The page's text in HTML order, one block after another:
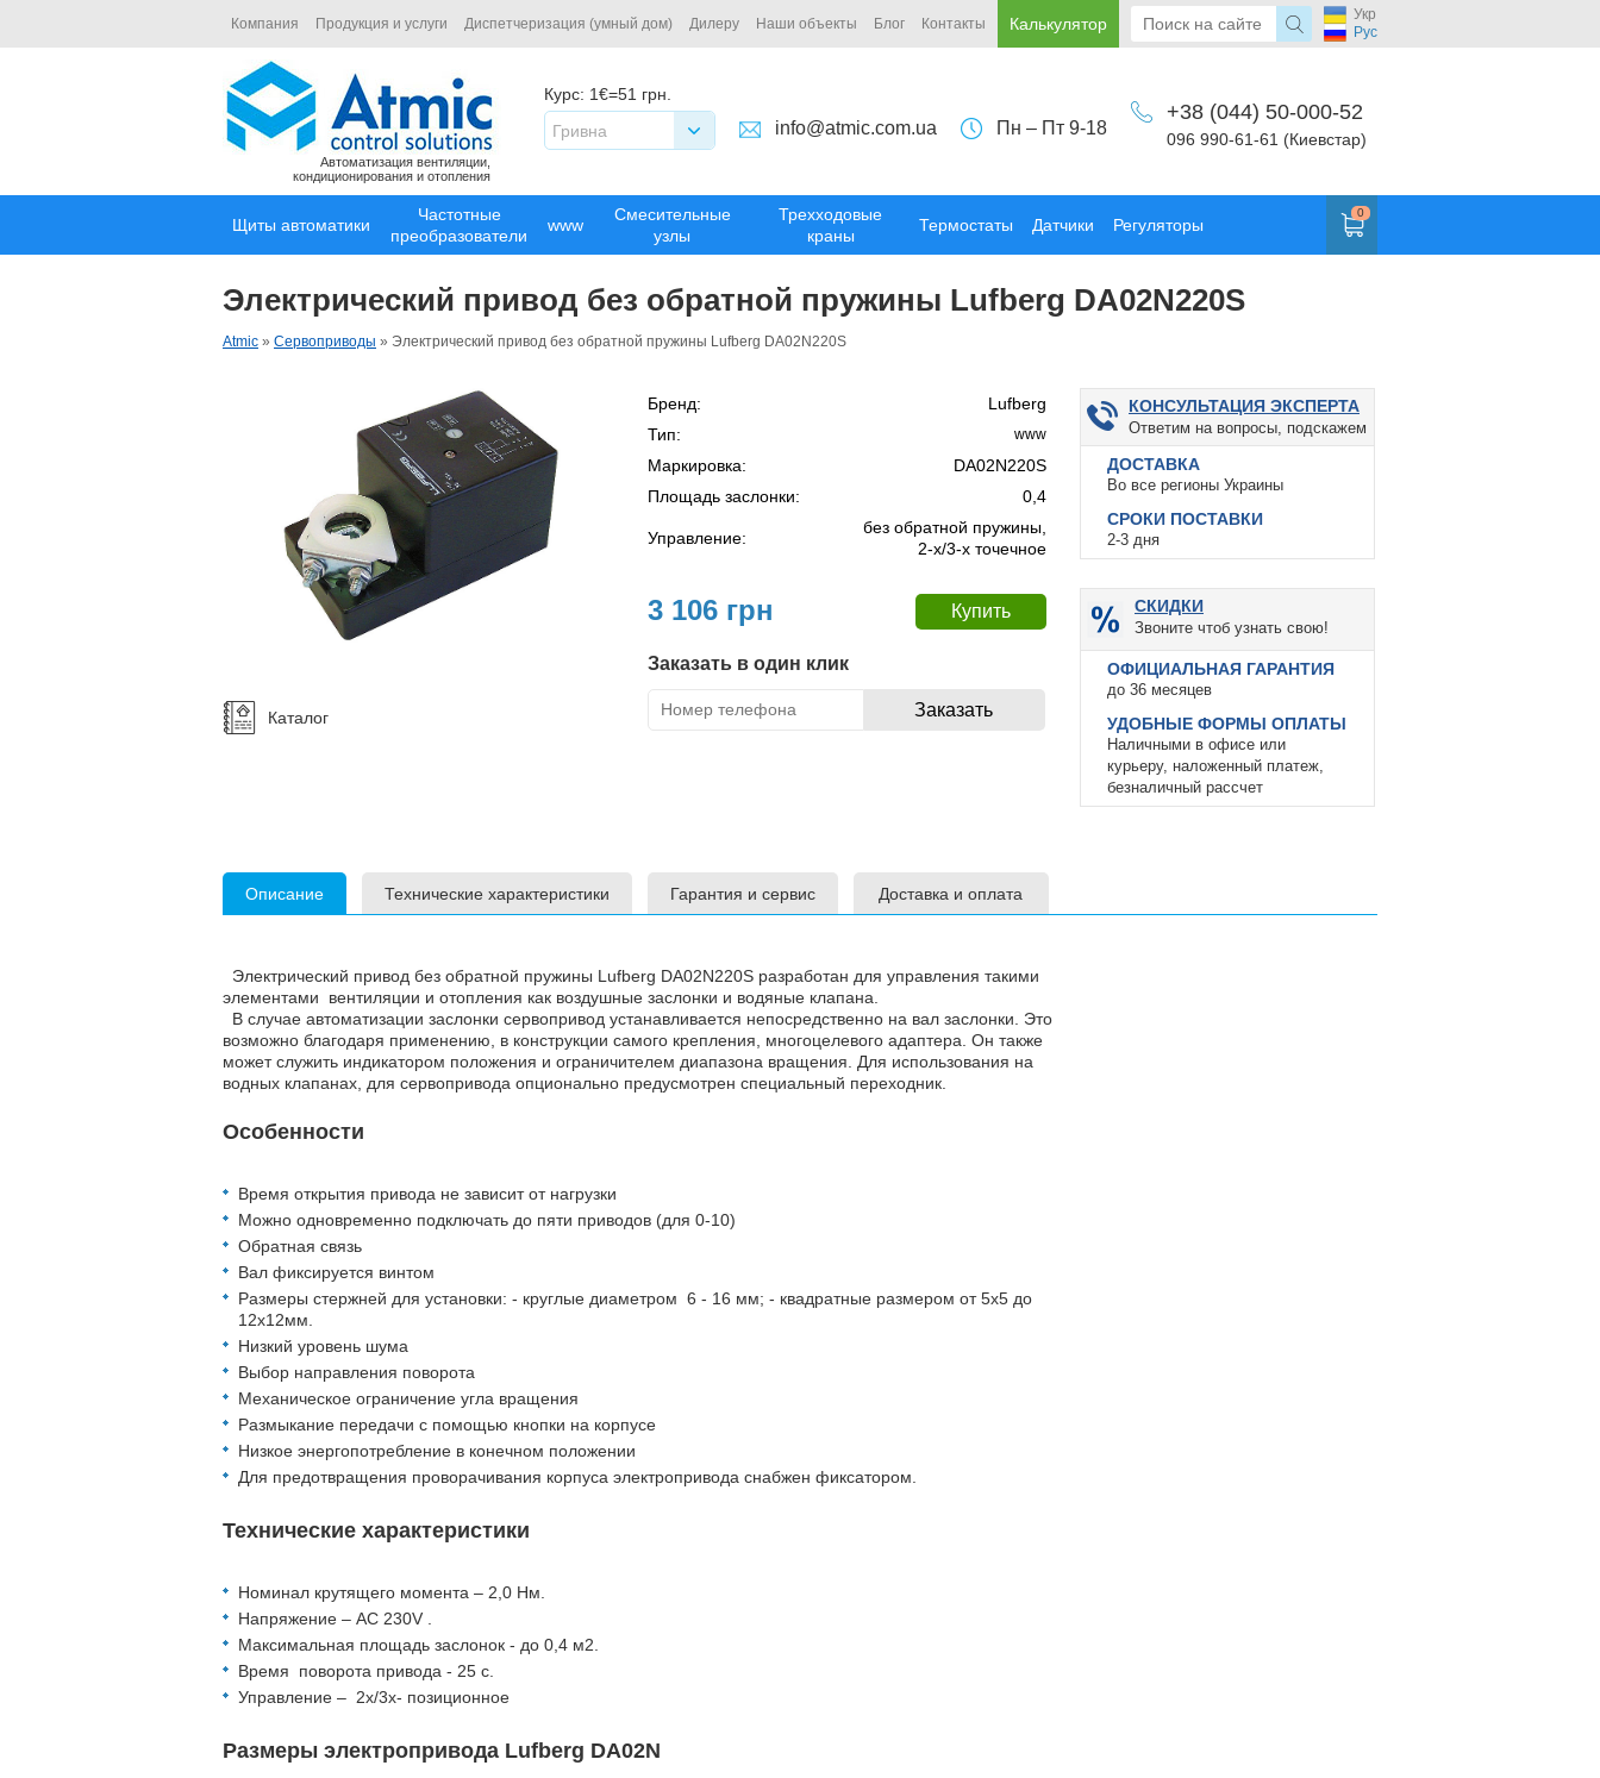
Компания Продукция и услуги Диспетчеризация (умный дом) Дилеру Наши объекты Блог Контакты Калькулятор
Укр
Рус
Автоматизация вентиляции,
кондиционирования и отопления
Курс: 1€=51 грн.
Гривна
info@atmic.com.ua Пн – Пт 9-18
+38 (044) 50-000-52
096 990-61-61 (Киевстар)
Щиты автоматики
Частотные
преобразователи
www
Смесительные
узлы
Трехходовые
краны
Термостаты Датчики Регуляторы
0
Электрический привод без обратной пружины Lufberg DA02N220S
Atmic » Сервоприводы » Электрический привод без обратной пружины Lufberg DA02N220S
Каталог
Бренд:
Lufberg
Тип:
www
Маркировка:
DA02N220S
Площадь заслонки:
0,4
Управление:
без обратной пружины,
2-х/3-х точечное
3 106 грн
Заказать в один клик
КОНСУЛЬТАЦИЯ ЭКСПЕРТА
Ответим на вопросы, подскажем
ДОСТАВКА
Во все регионы Украины
СРОКИ ПОСТАВКИ
2-3 дня
СКИДКИ
Звоните чтоб узнать свою!
ОФИЦИАЛЬНАЯ ГАРАНТИЯ
до 36 месяцев
УДОБНЫЕ ФОРМЫ ОПЛАТЫ
Наличными в офисе или
курьеру, наложенный платеж,
безналичный рассчет
Описание Технические характеристики Гарантия и сервис Доставка и оплата
Электрический привод без обратной пружины Lufberg DA02N220S разработан для управления такими
элементами вентиляции и отопления как воздушные заслонки и водяные клапана.
В случае автоматизации заслонки сервопривод устанавливается непосредственно на вал заслонки. Это
возможно благодаря применению, в конструкции самого крепления, многоцелевого адаптера. Он также
может служить индикатором положения и ограничителем диапазона вращения. Для использования на
водных клапанах, для сервопривода опционально предусмотрен специальный переходник.
Особенности
Время открытия привода не зависит от нагрузки
Можно одновременно подключать до пяти приводов (для 0-10)
Обратная связь
Вал фиксируется винтом
Размеры стержней для установки: - круглые диаметром 6 - 16 мм; - квадратные размером от 5х5 до
12х12мм.
Низкий уровень шума
Выбор направления поворота
Механическое ограничение угла вращения
Размыкание передачи с помощью кнопки на корпусе
Низкое энергопотребление в конечном положении
Для предотвращения проворачивания корпуса электропривода снабжен фиксатором.
Технические характеристики
Номинал крутящего момента – 2,0 Hм.
Напряжение – AC 230V .
Максимальная площадь заслонок - до 0,4 м2.
Время поворота привода - 25 с.
Управление – 2x/3х- позиционное
Размеры электропривода Lufberg DA02N